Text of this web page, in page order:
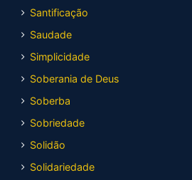
Santificação
Saudade
Simplicidade
Soberania de Deus
Soberba
Sobriedade
Solidão
Solidariedade